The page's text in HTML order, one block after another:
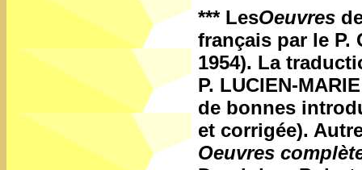
*** LesOeuvres
français par le P.
1954). La
P. LUCIEN-
de bonnes
et corrigée).
Oeuvres